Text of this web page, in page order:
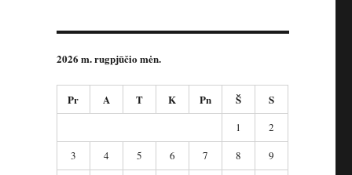
2026 m. rugpjūčio mėn.
Pr A T K Pn Š S
1
2
3
4 5 6 7 8
9